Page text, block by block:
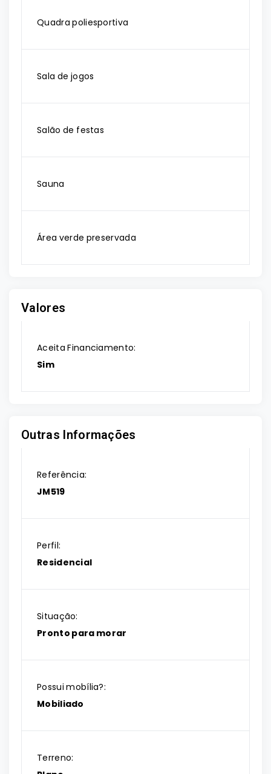
Quadra poliesportiva
Sala de jogos
Salão de festas
Sauna
Área verde preservada
Valores
Aceita Financiamento:
Sim
Outras Informações
Referência:
JM519
Perfil:
Residencial
Situação:
Pronto para morar
Possui mobília?:
Mobiliado
Terreno: